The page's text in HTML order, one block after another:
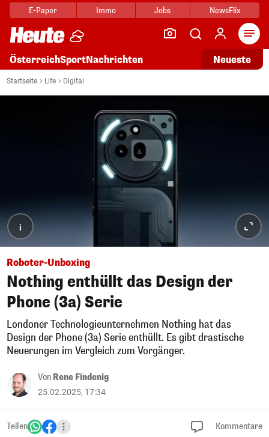
E-Paper Immo Jobs NewsFlix
ÖsterreichSportNachrichten Neueste
Startseite Life Digital
i
Roboter-Unboxing
Nothing enthüllt das Design der
Phone (3a) Serie
Londoner Technologieunternehmen Nothing hat das
Design der Phone (3a) Serie enthüllt. Es gibt drastische
Neuerungen im Vergleich zum Vorgänger.
Von Rene Findenig
25.02.2025, 17:34
Teilen Kommentare